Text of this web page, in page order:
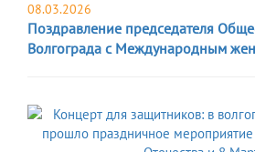
08.03.2026
Поздравление председателя
Волгограда с Международным